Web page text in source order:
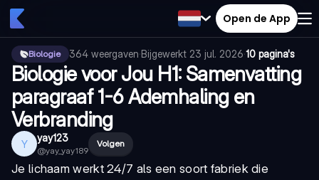
Open de App
Biologie 364 weergaven·Bijgewerkt 23 jul. 2026·10 pagina's
Biologie voor Jou H1: Samenvatting
paragraaf 1-6 Ademhaling en
Verbranding
Y yay123
@yay_yay189
Volgen
Je lichaam werkt 24/7 als een soort fabriek die